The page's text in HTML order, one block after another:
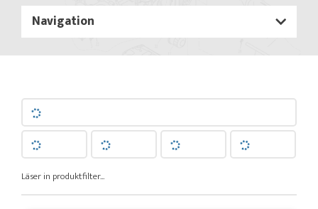
Navigation
Läser in produktfilter...